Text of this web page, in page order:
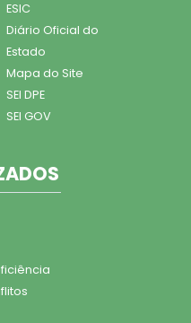
ESIC
Diário Oficial do
Estado
Mapa do Site
SEI DPE
SEI GOV